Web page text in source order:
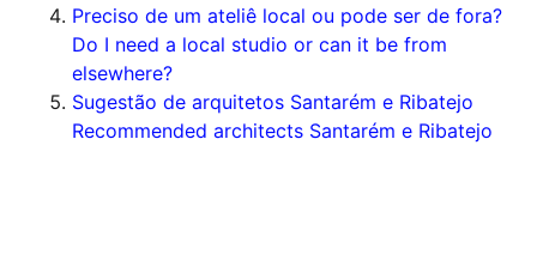
Preciso de um ateliê local ou pode ser de fora?
Do I need a local studio or can it be from
elsewhere?
Sugestão de arquitetos Santarém e Ribatejo
Recommended architects Santarém e Ribatejo